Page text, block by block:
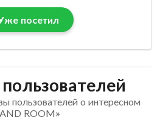
посетил
пользователей о интересном
ROOM»